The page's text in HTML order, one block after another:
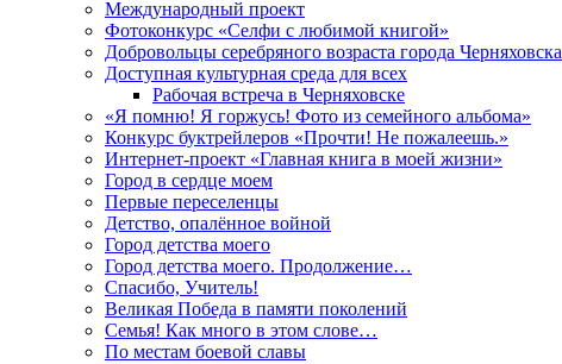
Международный проект
Фотоконкурс «Селфи с любимой книгой»
Добровольцы серебряного возраста города Черняховска
Доступная культурная среда для всех
Рабочая встреча в Черняховске
«Я помню! Я горжусь! Фото из семейного альбома»
Конкурс буктрейлеров «Прочти! Не пожалеешь.»
Интернет-проект «Главная книга в моей жизни»
Город в сердце моем
Первые переселенцы
Детство, опалённое войной
Город детства моего
Город детства моего. Продолжение…
Спасибо, Учитель!
Великая Победа в памяти поколений
Семья! Как много в этом слове…
По местам боевой славы